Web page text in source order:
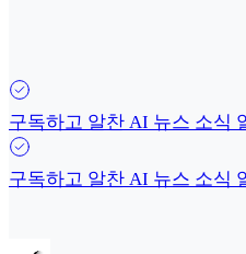
구독하고 알찬 AI 뉴스 소식
구독하고 알찬 AI 뉴스 소식